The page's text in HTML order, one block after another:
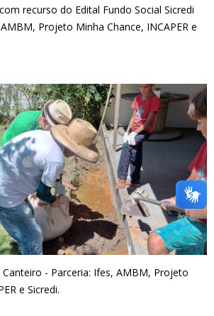
recurso do Edital Fundo Social Sicredi
Projeto Minha Chance, INCAPER e
- Parceria: Ifes, AMBM, Projeto
e Sicredi.